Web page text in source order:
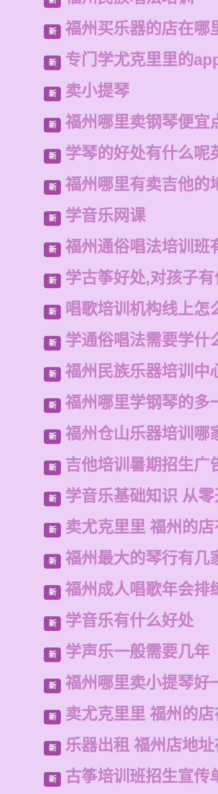
新 福州买乐器的店在哪
新 专门学尤克里里的
新 卖小提琴
新 福州哪里卖钢琴便宜
新 学琴的好处有什么呢
新 福州哪里有卖吉他的
新 学音乐网课
新 福州通俗唱法培训班
新 学古筝好处,对孩子
新 唱歌培训机构线上怎
新 学通俗唱法需要学什
新 福州民族乐器培训中
新 福州哪里学钢琴的多
新 福州仓山乐器培训哪
新 吉他培训暑期招生广
新 学音乐基础知识 从
新 卖尤克里里 福州的
新 福州最大的琴行有几
新 福州成人唱歌年会排
新 学音乐有什么好处
新 学声乐一般需要几年
新 福州哪里卖小提琴好
新 卖尤克里里 福州的
新 乐器出租 福州店地
新 古筝培训班招生宣传